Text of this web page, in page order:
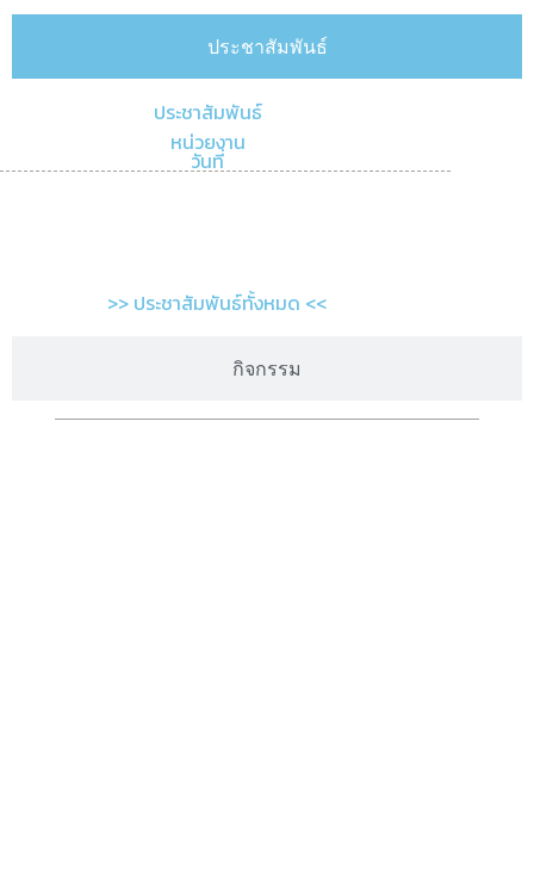
ประชาสัมพันธ์
กิจกรรม
ประชาสัมพันธ์
หน่วยงาน
วันที่
>> ประชาสัมพันธ์ทั้งหมด <<